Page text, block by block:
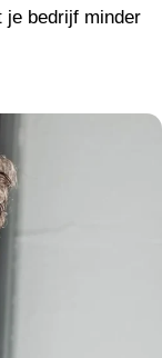
je bedrijf minder